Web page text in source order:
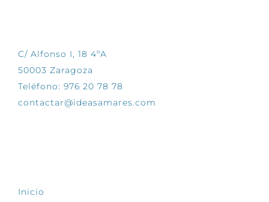
C/ Alfonso I, 18 4ºA
50003 Zaragoza
Teléfono: 976 20 78 78
contactar@ideasamares.com
Inicio